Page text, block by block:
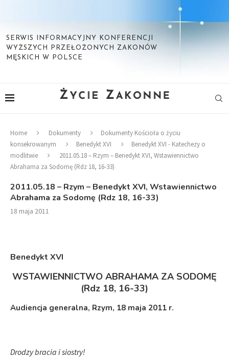
SERWIS INFORMACYJNY KONFERENCJI
WYŻSZYCH PRZEŁOŻONYCH ZAKONÓW
MĘSKICH W POLSCE
Home Dokumenty
Dokumenty Kościoła o życiu
konsekrowanym
Benedykt XVI
Benedykt XVI - Katechezy o
modlitwie
2011.05.18 – Rzym – Benedykt XVI, Wstawiennictwo
Abrahama za Sodomę (Rdz 18, 16-33)
2011.05.18 – Rzym – Benedykt XVI, Wstawiennictwo
Abrahama za Sodomę (Rdz 18, 16-33)
18 maja 2011
Benedykt XVI
WSTAWIENNICTWO ABRAHAMA ZA SODOMĘ
(Rdz 18, 16-33)
Audiencja generalna, Rzym, 18 maja 2011 r.
Drodzy bracia i siostry!